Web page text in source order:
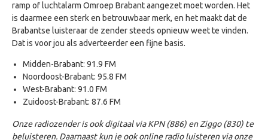
ramp of luchtalarm Omroep Brabant aangezet moet worden. Het
is daarmee een sterk en betrouwbaar merk, en het maakt dat de
Brabantse luisteraar de zender steeds opnieuw weet te vinden.
Dat is voor jou als adverteerder een fijne basis.
Midden-Brabant: 91.9 FM
Noordoost-Brabant: 95.8 FM
West-Brabant: 91.0 FM
Zuidoost-Brabant: 87.6 FM
Onze radiozender is ook digitaal via KPN (886) en Ziggo (830) te
beluisteren. Daarnaast kun je ook online radio luisteren via onze